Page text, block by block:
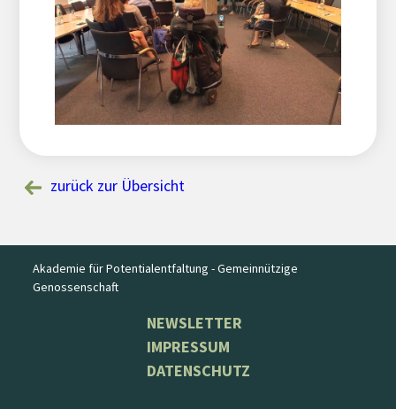
zurück zur Übersicht
Akademie für Potentialentfaltung - Gemeinnützige
Genossenschaft
NEWSLETTER
IMPRESSUM
DATENSCHUTZ